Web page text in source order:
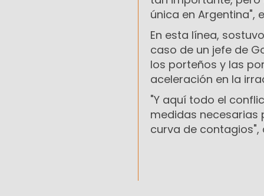
única en Argentina",
En esta línea,
caso de un jefe de
los porteños y las
aceleración en la
"Y aquí todo el
medidas necesarias
curva de